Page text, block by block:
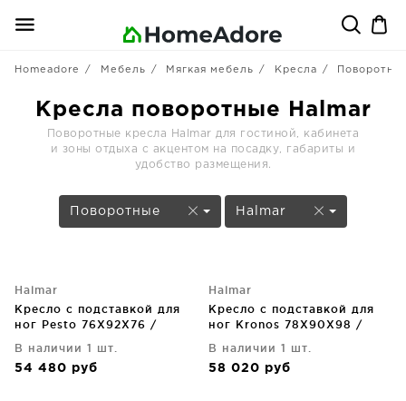
Homeadore Мебель Мягкая мебель Кресла
Кресла поворотные Halmar
Поворотные кресла Halmar для гостиной, кабинета
и зоны отдыха с акцентом на посадку, габариты и
удобство размещения.
Поворотные Halmar
Halmar
Кресло с подставкой для
ног Pesto 76X92X76 /
В наличии 1 шт.
54 480 руб
Halmar
Кресло с подставкой для
ног Kronos 78X90X98 /
В наличии 1 шт.
58 020 руб